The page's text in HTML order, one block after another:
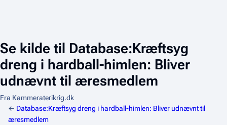
Se kilde til Database:Kræftsyg
dreng i hardball-himlen: Bliver
udnævnt til æresmedlem
Fra Kammeraterikrig.dk
← Database:Kræftsyg dreng i hardball-himlen: Bliver udnævnt til
æresmedlem